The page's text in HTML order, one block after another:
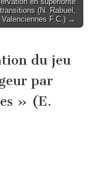
(N. Rabuel,
Valenciennes F.C.) →
du jeu
par
» (E.